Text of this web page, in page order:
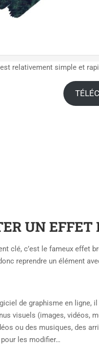
relativement simple et
UN EFFET
clé, c’est le fameux effet
reprendre un élément
de graphisme en ligne,
visuels (images, vidéos,
ou des musiques, des
les modifier…